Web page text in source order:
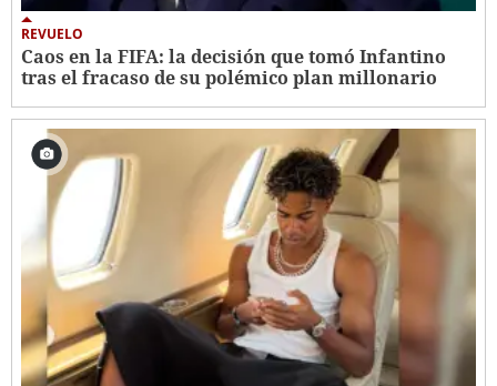
REVUELO
Caos en la FIFA: la decisión que tomó Infantino
tras el fracaso de su polémico plan millonario